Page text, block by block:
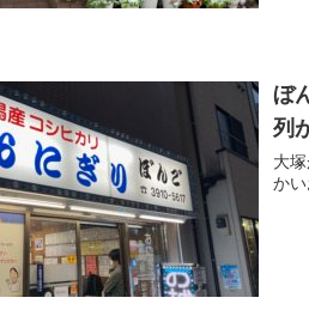
ぼ
列
大
か